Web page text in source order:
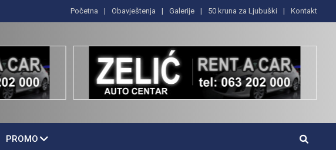
Početna Obavještenja Galerije 50 kruna za Ljubuški Kontakt
PROMO